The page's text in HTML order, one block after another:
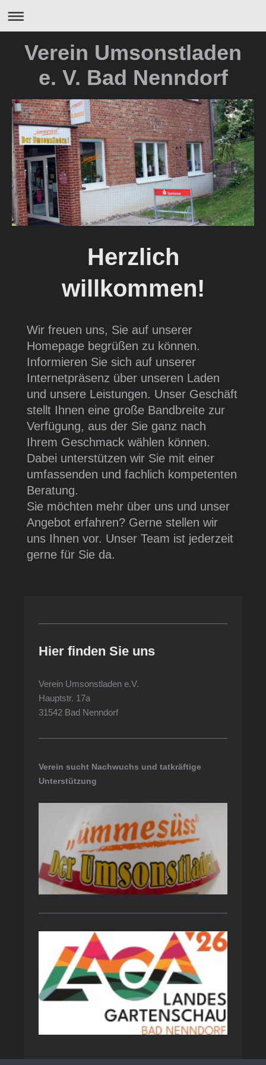
Verein Umsonstladen
e. V. Bad Nenndorf
Herzlich
willkommen!
Wir freuen uns, Sie auf unserer
Homepage begrüßen zu können.
Informieren Sie sich auf unserer
Internetpräsenz über unseren Laden
und unsere Leistungen. Unser Geschäft
stellt Ihnen eine große Bandbreite zur
Verfügung, aus der Sie ganz nach
Ihrem Geschmack wählen können.
Dabei unterstützen wir Sie mit einer
umfassenden und fachlich kompetenten
Beratung.
Sie möchten mehr über uns und unser
Angebot erfahren? Gerne stellen wir
uns Ihnen vor. Unser Team ist jederzeit
gerne für Sie da.
Hier finden Sie uns
Verein Umsonstladen e.V.
Hauptstr. 17a
31542 Bad Nenndorf
Verein sucht Nachwuchs und tatkräftige
Unterstützung